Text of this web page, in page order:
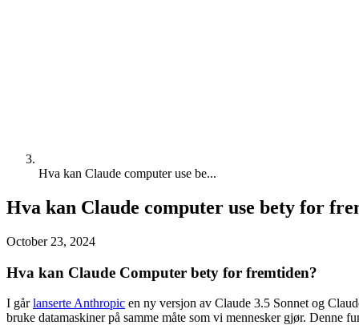
Hva kan Claude computer use be...
Hva kan Claude computer use bety for
October 23, 2024
Hva kan Claude Computer bety for fremtiden?
I gårlanserte Anthropic en ny versjon av Claude 3.5 Sonnet og
bruke datamaskiner på samme måte som vi mennesker gjør. Denne